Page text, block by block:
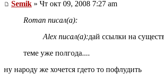
Semik » Чт окт 09, 2008 7:27 am
Roman писал(а):
Alex писал(а):дай ссылки на
теме уже полгода....
ну народу же хочется гдето то пофлудить